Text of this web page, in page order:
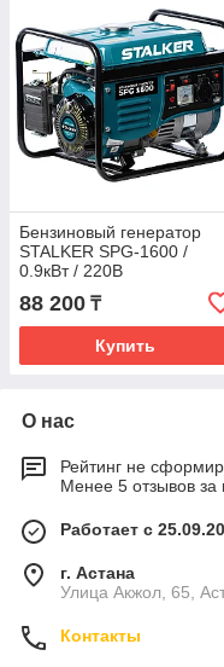
Бензиновый генератор
STALKER SPG-1600 /
0.9кВт / 220В
88 200 ₸
Купить
О нас
Рейтинг не
Менее 5 отзывов за
Работает с
г. Астана
Улица Акжол, 65,
Контакты